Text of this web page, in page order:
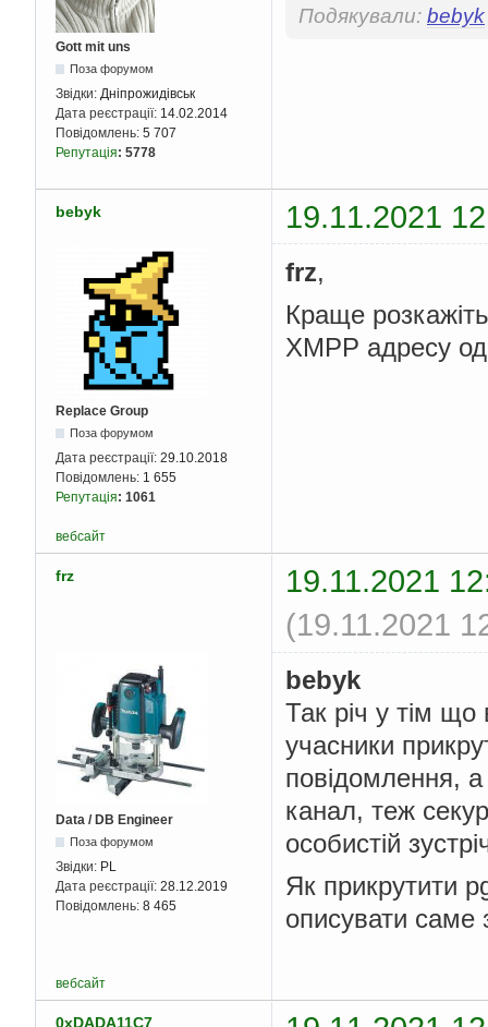
Gott mit uns
Поза форумом
Звідки: Дніпрожидівськ
Дата реєстрації: 14.02.2014
Повідомлень: 5 707
Репутація: 5778
Подякували: bebyk
bebyk 19.11.2021
Replace Group
Поза форумом
Дата реєстрації: 29.10.2018
Повідомлень: 1 655
Репутація: 1061
frz,
Краще
XMPP адресу
вебсайт
frz
19.11.2021
(19.11.2021
Data / DB Engineer
Поза форумом
Звідки: PL
Дата реєстрації: 28.12.2019
Повідомлень: 8 465
bebyk
Так річ у тім
учасники
повідомлення,
канал, теж
особистій
Як прикрутити
описувати саме
вебсайт
0xDADA11C7